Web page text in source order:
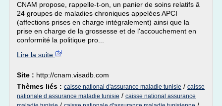
CNAM propose, rappelle-t-on, un panier de soins relatifs â
24 groupes de maladies chroniques appelées APCI
(affections prises en charge intégralement) ainsi que la
prise en charge de la grossesse et de l'accouchement en
conformité la politique pro...
Lire la suite
Site : http://cnam.visadb.com
Thèmes liés : caisse national d'assurance maladie tunisie / caisse
nationale d assurance maladie tunisie / caisse national assurance